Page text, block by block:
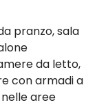
pranzo, sala
da letto,
con armadi a
aree